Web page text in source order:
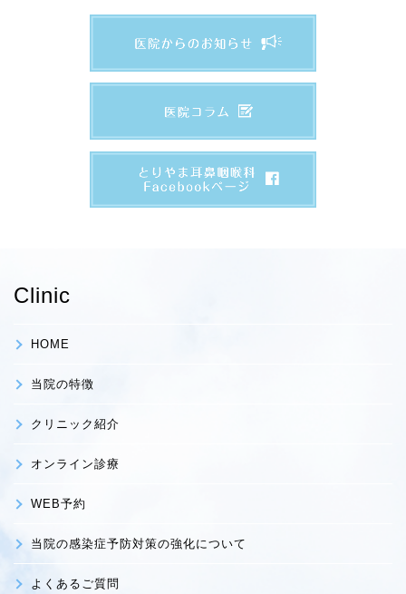
Clinic
HOME
当院の特徴
クリニック紹介
オンライン診療
WEB予約
当院の感染症予防対策の強化について
よくあるご質問